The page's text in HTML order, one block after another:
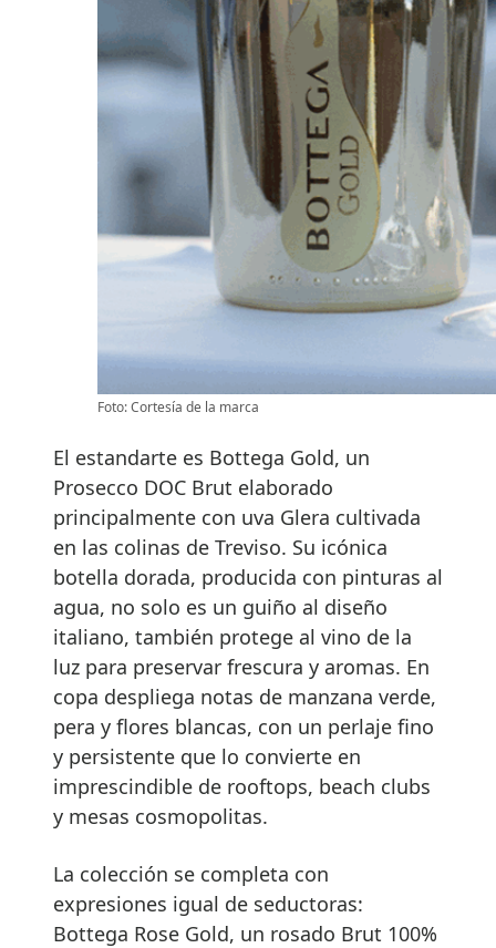
Foto: Cortesía de la marca
El estandarte es Bottega Gold, un
Prosecco DOC Brut elaborado
principalmente con uva Glera cultivada
en las colinas de Treviso. Su icónica
botella dorada, producida con pinturas al
agua, no solo es un guiño al diseño
italiano, también protege al vino de la
luz para preservar frescura y aromas. En
copa despliega notas de manzana verde,
pera y flores blancas, con un perlaje fino
y persistente que lo convierte en
imprescindible de rooftops, beach clubs
y mesas cosmopolitas.
La colección se completa con
expresiones igual de seductoras:
Bottega Rose Gold, un rosado Brut 100%